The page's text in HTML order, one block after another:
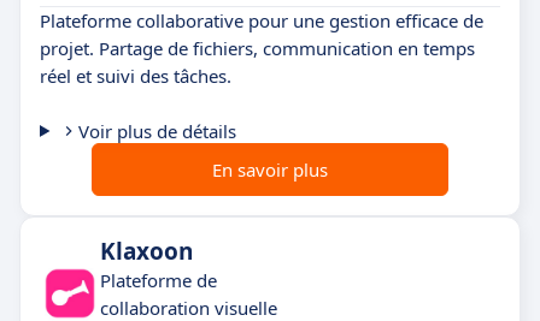
Plateforme collaborative pour une gestion efficace de
projet. Partage de fichiers, communication en temps
réel et suivi des tâches.
Voir plus de détails
En savoir plus
Klaxoon
Plateforme de
collaboration visuelle